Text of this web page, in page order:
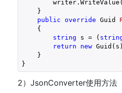
writer.WriteValue(
}
public override Guid
{
string s = (
return
new
}
}
2）JsonConverter使用方法